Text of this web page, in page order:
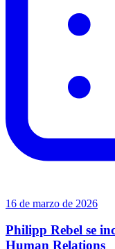
16 de marzo de 2026
Philipp Rebel se
Human Relations